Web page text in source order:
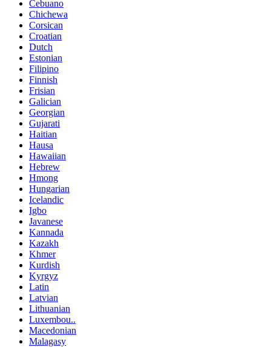
Cebuano
Chichewa
Corsican
Croatian
Dutch
Estonian
Filipino
Finnish
Frisian
Galician
Georgian
Gujarati
Haitian
Hausa
Hawaiian
Hebrew
Hmong
Hungarian
Icelandic
Igbo
Javanese
Kannada
Kazakh
Khmer
Kurdish
Kyrgyz
Latin
Latvian
Lithuanian
Luxembou..
Macedonian
Malagasy